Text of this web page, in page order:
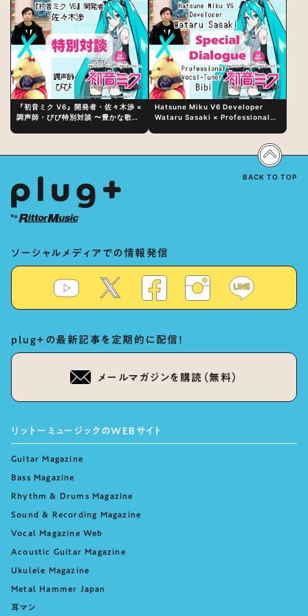
『初音ミク V6』開発者・佐々木渉 ×
調声師・びび特別対談 〜豊かな歌声
Hatsune Miku V6 Developer
Wataru Sasaki × Professional
Vocal Expression Lies in “Love
for the singing characters” and
ソーシャルメディアでの情報発信
plug+の最新記事を定期的に配信！
メールマガジンを購読（無料）
リットーミュージックのWEBサイト
Guitar Magazine
Bass Magazine
Rhythm & Drums Magazine
Sound & Recording Magazine
Vocal Magazine Web
Acoustic Guitar Magazine
Ukulele Magazine
Metal Hammer Japan
耳マン
BACK TO TOP